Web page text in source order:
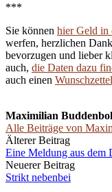
***
Sie können hier Geld in
werfen, herzlichen
bevorzugen und lieber
auch, die Daten dazu
auch einen Wunschzettel
Maximilian
Alle Beiträge von
Beitrags-
Navigation
Älterer Beitrag
Eine Meldung aus dem
Neuerer Beitrag
Strikt nebenbei